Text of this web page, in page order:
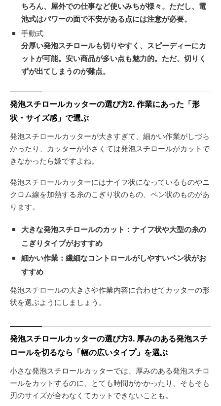
ちろん、屋外での仕事など使いみちが様々。ただし、電
池式はパワーの面で不安がある点には注意が必要。
手動式
分厚い発泡スチロールも切りやすく、スピーディーにカ
ットが可能。安い商品が多い点も魅力的。ただ、切りく
ずが出てしまうのが難点。
発泡スチロールカッターの選び方2. 作業にあった「形
状・サイズ感」で選ぶ
発泡スチロールカッターが大きすぎて、細かい作業がしづら
かったり、カッターが小さくては発泡スチロールがカットで
きなかったら嫌ですよね。
発泡スチロールカッターにはナイフ状になっているものやニ
クロム線を加熱する糸のこぎり状のもの、ペン状のものがあ
ります。
大きな発泡スチロールのカット：ナイフ状や大型の糸の
こぎりタイプがおすすめ
細かい作業：繊細なコントロールがしやすいペン状がお
すすめ
発泡スチロールの大きさや作業内容に合わせてカッターの形
状を選ぶようにしましょう。
発泡スチロールカッターの選び方3. 厚みのある発泡スチ
ロールを切るなら「幅の広いタイプ」を選ぶ
小さな発泡スチロールカッターでは、厚みのある発泡スチロ
ールをカットするのに、とても時間がかかったり、そもそも
刃のサイズが合わなくてカットできないことも。